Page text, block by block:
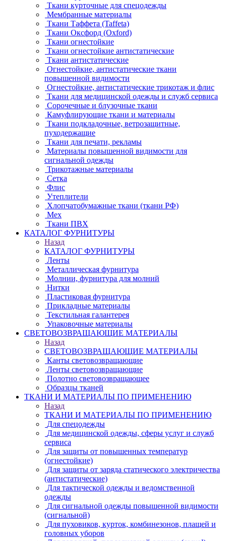
Ткани курточные для спецодежды
Мембранные материалы
Ткани Таффета (Taffeta)
Ткани Оксфорд (Oxford)
Ткани огнестойкие
Ткани огнестойкие антистатические
Ткани антистатические
Огнестойкие, антистатические ткани
повышенной видимости
Огнестойкие, антистатические трикотаж и флис
Ткани для медицинской одежды и служб сервиса
Сорочечные и блузочные ткани
Камуфлирующие ткани и материалы
Ткани подкладочные, ветрозащитные,
пуходержащие
Ткани для печати, рекламы
Материалы повышенной видимости для
сигнальной одежды
Трикотажные материалы
Сетка
Флис
Утеплители
Хлопчатобумажные ткани (ткани РФ)
Мех
Ткани ПВХ
КАТАЛОГ ФУРНИТУРЫ
Назад
КАТАЛОГ ФУРНИТУРЫ
Ленты
Металлическая фурнитура
Молнии, фурнитура для молний
Нитки
Пластиковая фурнитура
Прикладные материалы
Текстильная галантерея
Упаковочные материалы
СВЕТОВОЗВРАЩАЮЩИЕ МАТЕРИАЛЫ
Назад
СВЕТОВОЗВРАЩАЮЩИЕ МАТЕРИАЛЫ
Канты световозвращающие
Ленты световозвращающие
Полотно световозвращающее
Образцы тканей
ТКАНИ И МАТЕРИАЛЫ ПО ПРИМЕНЕНИЮ
Назад
ТКАНИ И МАТЕРИАЛЫ ПО ПРИМЕНЕНИЮ
Для спецодежды
Для медицинской одежды, сферы услуг и служб
сервиса
Для защиты от повышенных температур
(огнестойкие)
Для защиты от заряда статического электричества
(антистатические)
Для тактической одежды и ведомственной
одежды
Для сигнальной одежды повышенной видимости
(сигнальной)
Для пуховиков, курток, комбинезонов, плащей и
головных уборов